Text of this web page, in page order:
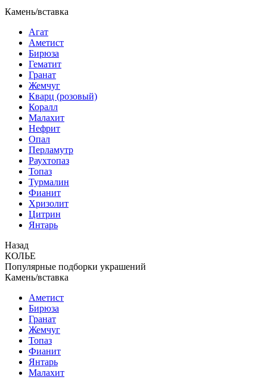
Камень/вставка
Агат
Аметист
Бирюза
Гематит
Гранат
Жемчуг
Кварц (розовый)
Коралл
Малахит
Нефрит
Опал
Перламутр
Раухтопаз
Топаз
Турмалин
Фианит
Хризолит
Цитрин
Янтарь
Назад
КОЛЬЕ
Популярные подборки украшений
Камень/вставка
Аметист
Бирюза
Гранат
Жемчуг
Топаз
Фианит
Янтарь
Малахит